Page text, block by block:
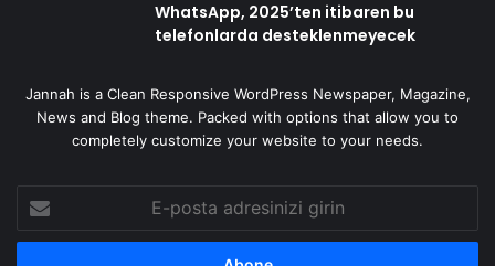
WhatsApp, 2025’ten itibaren bu
telefonlarda desteklenmeyecek
Jannah is a Clean Responsive WordPress Newspaper, Magazine,
News and Blog theme. Packed with options that allow you to
completely customize your website to your needs.
posta
adresinizi